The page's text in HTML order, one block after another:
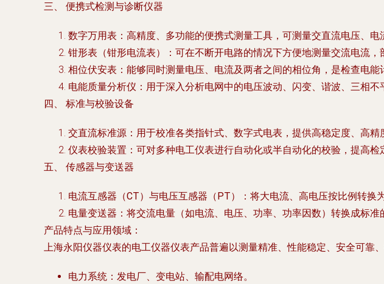
三、 便携式检测与诊断仪器
数字万用表 ：高精度、多功能的便携式测量工具，可测量交直流电压、电
钳形表（钳形电流表）
：可在不断开电路的情况下方便地测量交流电流
相位伏安表 ：能够同时测量电压、电流及两者之间的相位角，是检查电能
电能质量分析仪 ：用于深入分析电网中的电压波动、闪变、谐波、三相不
四、 标准与校验设备
交直流标准源 ：用于校准各类指针式、数字式电表，提供高稳定度、高精
仪表校验装置 ：可对多种电工仪表进行自动化或半自动化的校验，提高检
五、 传感器与变送器
电流互感器（CT）与电压互感器（PT）
：将大电流、高电压按比例转换
电量变送器 ：将交流电量（如电流、电压、功率、功率因数）转换成标
产品特点与应用领域 ：
上海永阳仪器仪表的电工仪器仪表产品普遍以测量精准、性能稳定、安全可靠
电力系统 ：发电厂、变电站、输配电网络。